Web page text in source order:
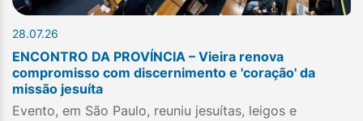
28.07.26
ENCONTRO DA PROVÍNCIA – Vieira renova
compromisso com discernimento e 'coração' da
missão jesuíta
Evento, em São Paulo, reuniu jesuítas, leigos e